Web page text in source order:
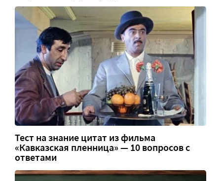
Тест на знание цитат из фильма
«Кавказская пленница» — 10 вопросов с
ответами